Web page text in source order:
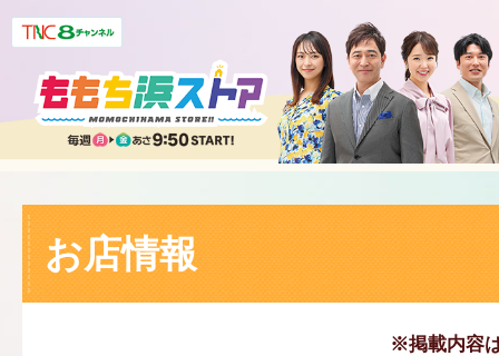
お店情報
※掲載内容